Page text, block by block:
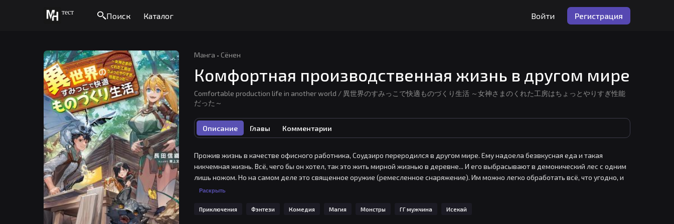
тест Поиск Каталог Войти Регистрация
Манга · Сёнен
Комфортная производственная жизнь в другом мире
Comfortable production life in another world / 異世界のすみっこで快適ものづくり生活 ～女神さまのくれた工房はちょっとやりすぎ性能
だった～
Описание Главы Комментарии
Прожив жизнь в качестве офисного работника, Соудзиро переродился в другом мире. Ему надоела безвкусная еда и такая
никчемная жизнь. Всё, чего бы он хотел, так это жить мирной жизнью в деревне... И его выбрасывают в демонический лес с одним
лишь ножом. Но на самом деле это священное оружие (ремесленное снаряжение). Им можно легко обработать всё, что угодно, и
он очень полезен для создания вещей! Построить убежище, обзаведясь колодцем и даже кроватью, можно насладиться жизнью
эльфов и пушистиков в качестве соседей, и иногда кажется, что это жизнь не справедлива, но... всё же от такой жизни можно
Раскрыть
Приключения Фэнтези Комедия Магия Монстры ГГ мужчина Исекай